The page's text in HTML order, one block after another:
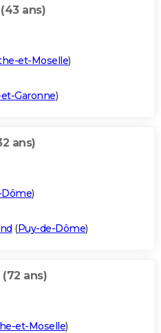
(43 ans)
et-Moselle)
Garonne)
ans)
)
(Puy-de-Dôme)
(72 ans)
et-Moselle)